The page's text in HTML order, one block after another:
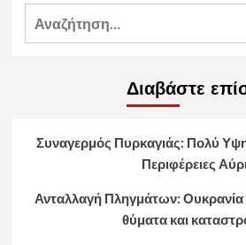
Αναζήτηση
Διαβάστε
Συναγερμός Πυρκαγιάς: Πολύ
Περιφέρειες
Ανταλλαγή Πληγμάτων: Ουκρανία
θύματα και